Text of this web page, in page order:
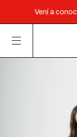
Vení a
3 cuotas sin